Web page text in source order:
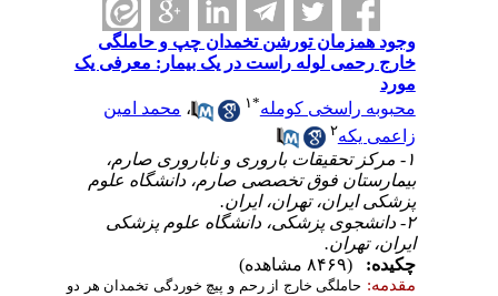
وجود همزمان تورشن تخمدان چپ و حاملگی
خارج رحمی لوله راست در یک بیمار: معرفی یک
مورد
محبوبه راسخی کومله* ۱ ،محمد امین
زاعمی یکه۲
۱- مرکز تحقیقات باروری و ناباروری صارم،
بیمارستان فوق تخصصی صارم، دانشگاه علوم
پزشکی ایران، تهران، ایران.
۲- دانشجوی پزشکی، دانشگاه علوم پزشکی
ایران، تهران.
چکیده:
مقدمه: حاملگی خارج از رحم و پیچ خوردگی تخمدان هر دو